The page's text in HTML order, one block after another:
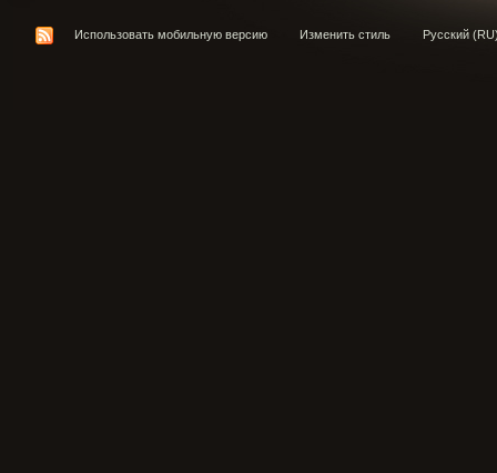
Использовать мобильную версию Изменить стиль Русский